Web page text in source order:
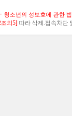
청소년의 성보호에 관한
의5] 따라 삭제.접속차단